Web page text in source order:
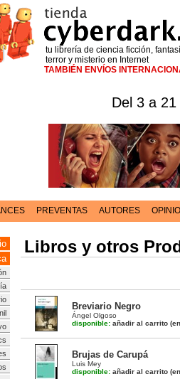
tu librería de ciencia ficción,
terror y misterio en Internet
TAMBIÉN ENVÍOS
Del 3 a
PREVENTAS AUTORES
Libros y otros
Breviario Negro
Ángel Olgoso
disponible: añadir al carrito
Brujas de Carupá
Luis Mey
disponible: añadir al carrito